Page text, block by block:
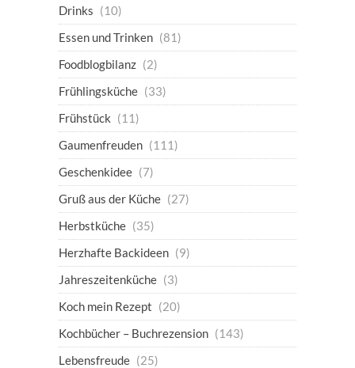
Drinks (10)
Essen und Trinken (81)
Foodblogbilanz (2)
Frühlingsküche (33)
Frühstück (11)
Gaumenfreuden (111)
Geschenkidee (7)
Gruß aus der Küche (27)
Herbstküche (35)
Herzhafte Backideen (9)
Jahreszeitenküche (3)
Koch mein Rezept (20)
Kochbücher – Buchrezension (143)
Lebensfreude (25)